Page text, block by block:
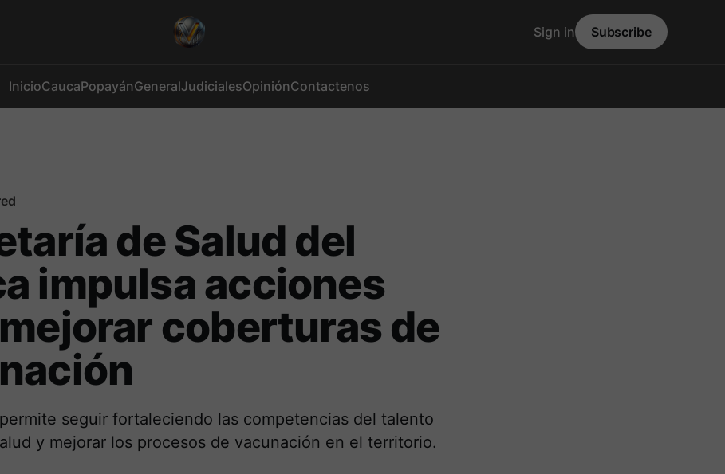
InicioCaucaPopayánGeneralJudicialesOpiniónContactenos
Sign in Subscribe
de Salud del
impulsa acciones
coberturas de
seguir fortaleciendo las competencias del talento
y mejorar los procesos de vacunación en el territorio.